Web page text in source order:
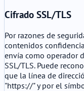
Cifrado SSL/TLS
Por razones de
contenidos
envía como operador
SSL/TLS. Puede
que la línea de
"https://" y por el